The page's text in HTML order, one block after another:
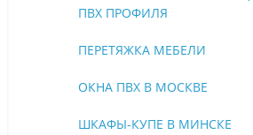
ПВХ ПРОФИЛЯ
ПЕРЕТЯЖКА МЕБЕЛИ
ОКНА ПВХ В МОСКВЕ
ШКАФЫ-КУПЕ В МИНСКЕ